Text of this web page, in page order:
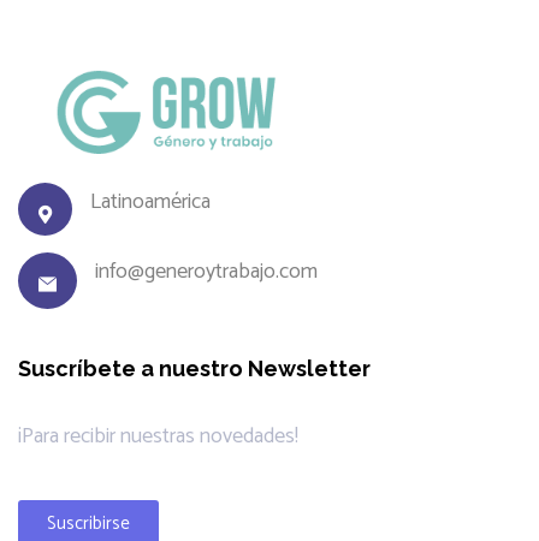
Latinoamérica
info@generoytrabajo.com
Suscríbete a nuestro Newsletter
¡Para recibir nuestras novedades!
Suscribirse